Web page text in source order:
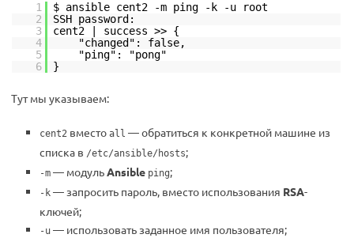
1
$ ansible cent2 -m ping -k -u root
2
SSH password:
3
cent2 | success >> {
4
"changed": false,
5
"ping": "pong"
6
}
Тут мы указываем:
cent2 вместо all — обратиться к конкретной машине из
списка в /etc/ansible/hosts;
-m — модульAnsible ping;
-k — запросить пароль, вместо использования RSA-
ключей;
-u — использовать заданное имя пользователя;